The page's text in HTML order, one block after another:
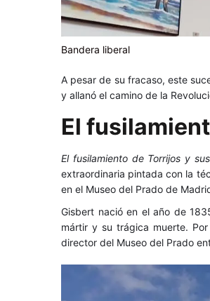
Bandera liberal
A pesar de su fracaso, este
y allanó el camino de la
El
El fusilamiento de Torrijos y
extraordinaria pintada con la
en el Museo del Prado de
Gisbert nació en el año de
mártir y su trágica muerte.
director del Museo del Prado